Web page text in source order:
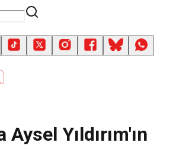
Aysel Yıldırım'ın